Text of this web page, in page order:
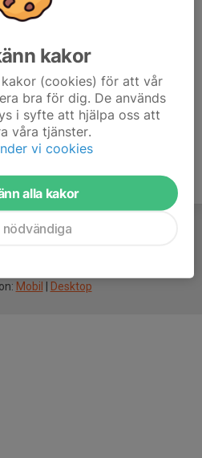
Mobil Desktop
kakor
(cookies) för att vår
bra för dig. De används
i syfte att hjälpa oss att
våra tjänster.
vi cookies
alla kakor
nödvändiga